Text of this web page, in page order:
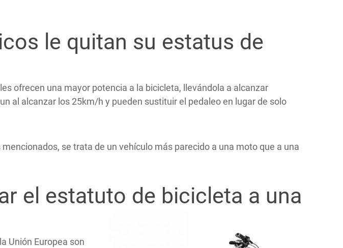
le quitan su estatus de
ofrecen una mayor potencia a la bicicleta, llevándola a alcanzar
al alcanzar los 25km/h y pueden sustituir el pedaleo en lugar de solo
se trata de un vehículo más parecido a una moto que a una
el estatuto de bicicleta a una
Unión Europea son